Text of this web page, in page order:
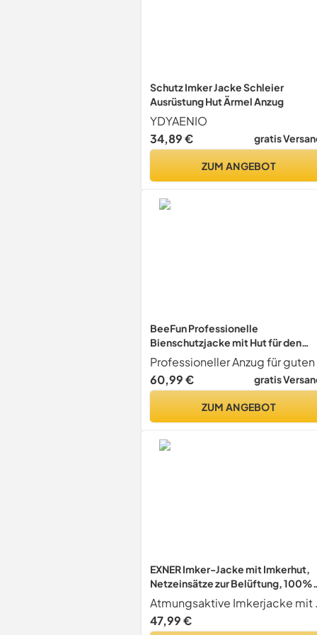
Schutz Imker Jacke Schleier
Ausrüstung Hut Ärmel Anzug
YDYAENIO
34,89 €
gratis
ZUM ANGEBOT
BeeFun Professionelle
Bienschutzjacke mit Hut für den
Imker (XL)
60,99 € gratis
ZUM ANGEBOT
EXNER Imker-Jacke mit Imkerhut,
Netzeinsätze zur Belüftung, 100%
Baumwolle, weiss, Größe 5XL
47,99 €